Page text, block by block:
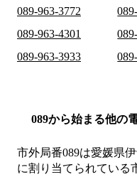
089-963-3772
089-963-4301
089-963-3933
089から始まる他の
市外局番089は愛媛県
に割り当てられている